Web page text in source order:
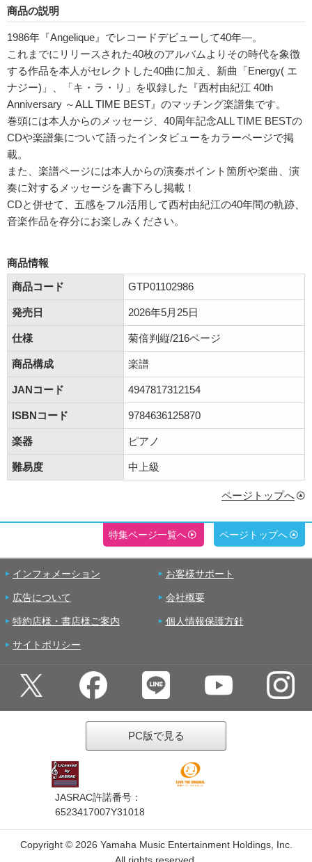
商品の説明
1986年『Angelique』でレコードデビューして40年―。
これまでにリリースされた40枚のアルバムよりその時代を象徴
する作品を本人がセレクトした40曲に加え、新曲「Energy( エ
ナジー)」、「キ・ラ・リ」を収録した『西村由紀江 40th
Anniversary ～ALL TIME BEST』のマッチング楽譜集です。
巻頭には本人からのメッセージ、40周年記念ALL TIME BESTの
CDや楽譜集について語ったインタビューをカラーページで掲
載。
また、楽譜ページには本人からの演奏ポイント箇所や楽曲、演
奏に対するメッセージを書下ろし掲載！
CDと併せて、五感をフル活用して西村由紀江の40年間の軌跡、
音楽作品を存分にお楽しみください。
商品情報
商品コード
GTP01102986
発売日 2026年5月25日
仕様 菊倍判縦/216ページ
商品構成 楽譜
JANコード 4947817312154
ISBNコード 9784636125870
楽器 ピアノ
難易度 中上級
ページトップへ
特集ページ一覧へ ページトップへ
インフォメーション お客様サポート
広告について 会社概要
特約店様・書店様ご案内 個人情報保護方針
サイトポリシー
PC版で見る
JASRAC許諾番号：
6523417007Y31018
Copyright © 2026 Yamaha Music Entertainment Holdings, Inc.